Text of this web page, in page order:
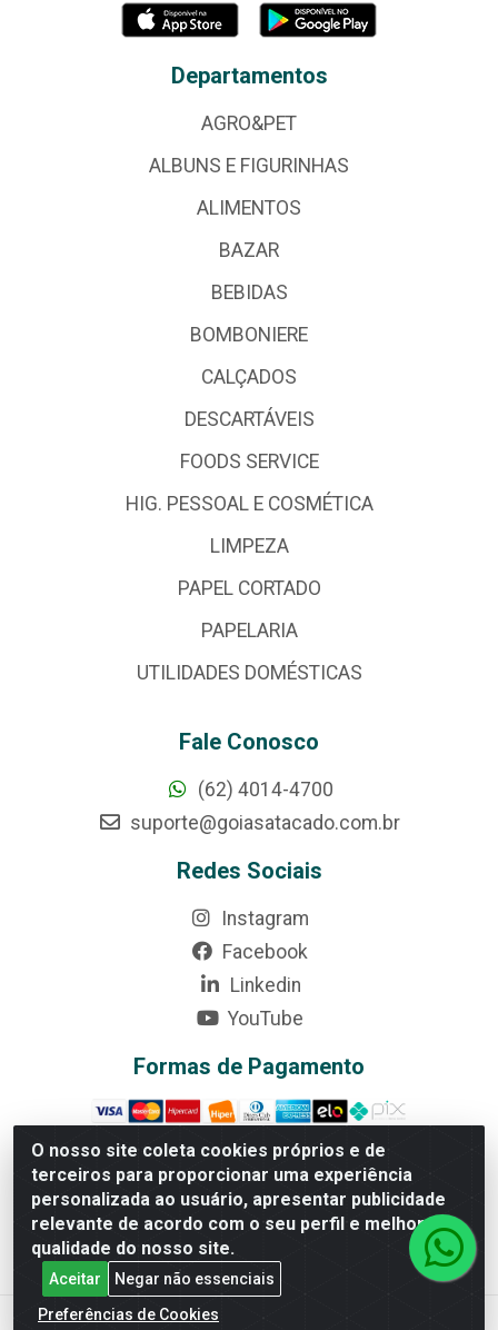
O nosso site coleta cookies próprios e de
terceiros para proporcionar uma experiência
personalizada ao usuário, apresentar publicidade
relevante de acordo com o seu perfil e melhorar a
qualidade do nosso site.
Aceitar
Negar não essenciais
Preferências de Cookies
Departamentos
AGRO&PET
ALBUNS E FIGURINHAS
ALIMENTOS
BAZAR
BEBIDAS
BOMBONIERE
CALÇADOS
DESCARTÁVEIS
FOODS SERVICE
HIG. PESSOAL E COSMÉTICA
LIMPEZA
PAPEL CORTADO
PAPELARIA
UTILIDADES DOMÉSTICAS
Fale Conosco
(62) 4014-4700
suporte@goiasatacado.com.br
Redes Sociais
Instagram
Facebook
Linkedin
YouTube
Formas de Pagamento
Rede Brasil - Avenida Universitária, nº 3860, Jardim das
Américas II Etapa - Anápolis/GO - CEP 75070-415 -
CNPJ 07.728.073/0002-24